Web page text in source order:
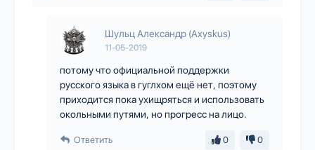
Шульц Александр (Axyskus)
11-05-2019
потому что официальной поддержки
русского языка в гуглхом ещё нет, поэтому
приходится пока ухищряться и использовать
окольными путями, но прогресс на лицо.
Ответить 0 0